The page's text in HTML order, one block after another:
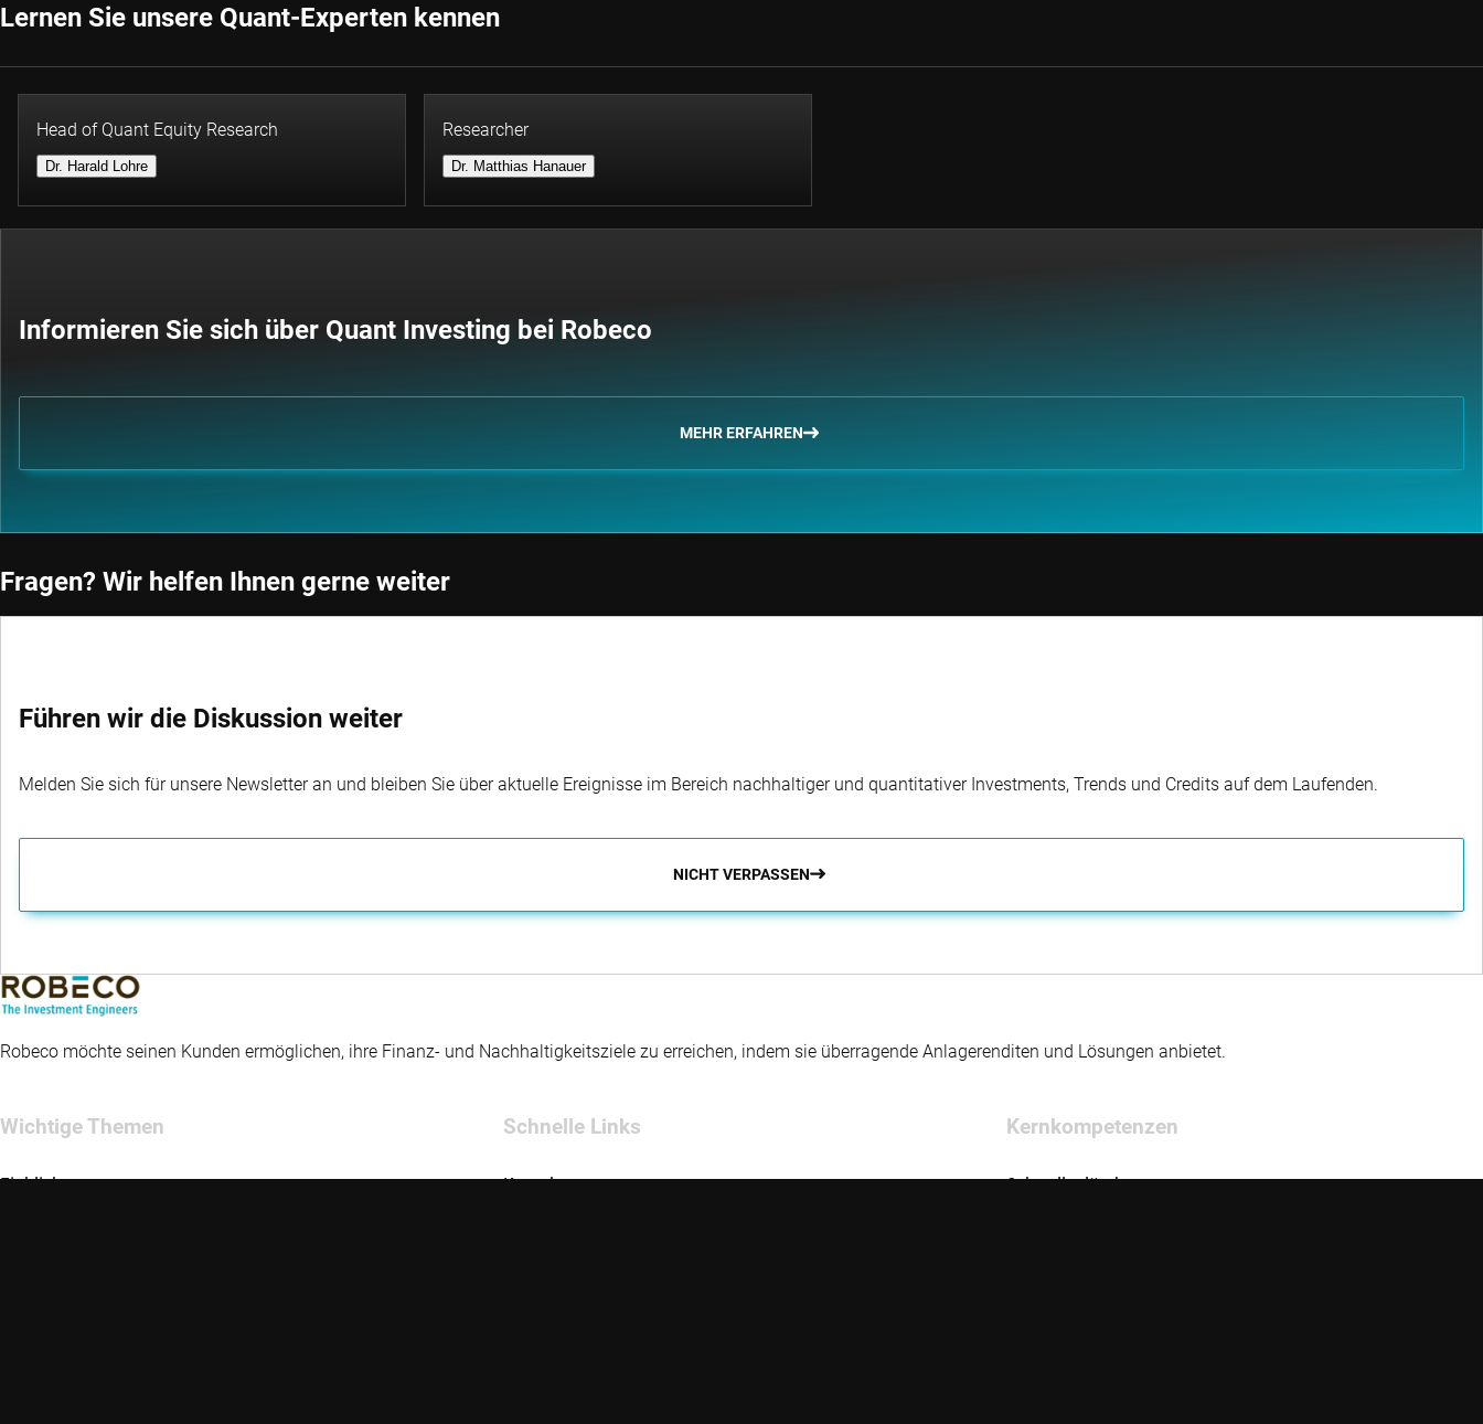
Lernen Sie unsere Quant-Experten kennen
Head of Quant Equity Research
Dr. Harald Lohre
Researcher
Dr. Matthias Hanauer
Informieren Sie sich über Quant Investing bei Robeco
MEHR ERFAHREN
Fragen? Wir helfen Ihnen gerne weiter
Sales Germany and Austria, Robeco
Führen wir die Diskussion weiter
Melden Sie sich für unsere Newsletter an und bleiben Sie über aktuelle Ereignisse im Bereich nachhaltiger und quantitativer Investments, Trends und Credits auf dem Laufenden.
NICHT VERPASSEN
Robeco möchte seinen Kunden ermöglichen, ihre Finanz- und Nachhaltigkeitsziele zu erreichen, indem sie überragende Anlagerenditen und Lösungen anbietet.
Wichtige Themen
Einblicke
Schnelle Links
Kontakt
Kernkompetenzen
Schwellenländer